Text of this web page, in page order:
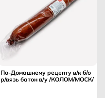
По-Домашнему рецепту в/к б/о
р/вязь батон в/у /КОЛОМ/МОСК/